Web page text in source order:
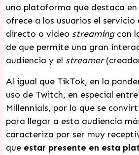
una plataforma que destaca en
ofrece a los usuarios el servicio
directo o video streamingcon
de que permite una gran
audiencia y el streamer
Al igual que TikTok, en la
uso de Twitch, en especial
Millennials, por lo que se
para llegar a esta audiencia
caracteriza por ser muy
que estar presente en esta